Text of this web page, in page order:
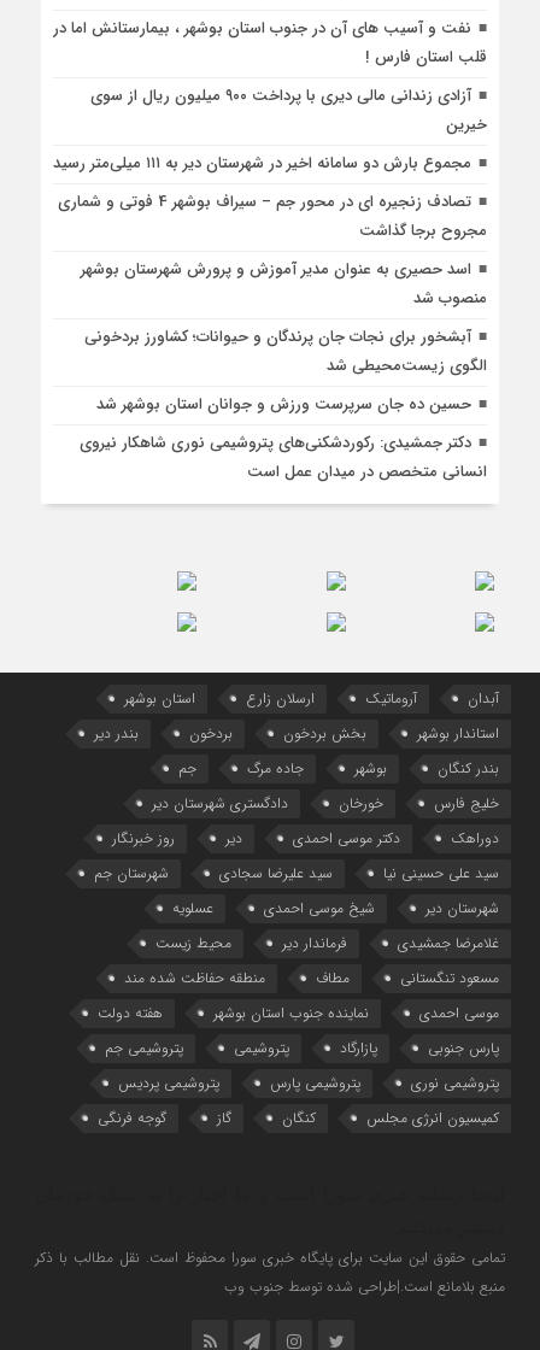
نفت و آسیب های آن در جنوب استان بوشهر ، بیمارستانش اما در
قلب استان فارس !
آزادی زندانی مالی دیری با پرداخت ۹۰۰ میلیون ریال از سوی
خیرین
مجموع بارش دو سامانه اخیر در شهرستان دیر به ۱۱۱ میلی‌متر رسید
تصادف زنجیره ای در محور جم – سیراف بوشهر 4 فوتی و شماری
مجروح برجا گذاشت
اسد حصیری به عنوان مدیر آموزش و پرورش شهرستان بوشهر
منصوب شد
آبشخور برای نجات جان پرندگان و حیوانات؛ کشاورز بردخونی
الگوی زیست‌محیطی شد
حسین ده جان سرپرست ورزش و جوانان استان بوشهر شد
دکتر جمشیدی: رکوردشکنی‌های پتروشیمی نوری شاهکار نیروی
انسانی متخصص در میدان عمل است
آبدان آروماتیک ارسلان زارع
استان بوشهر
استاندار بوشهر
بخش بردخون بردخون
بندر دیر
بندر کنگان
بوشهر جاده مرگ
جم
خلیج فارس
خورخان
دادگستری شهرستان دیر
دوراهک
دکتر موسی احمدی دیر
روز خبرنگار
سید علی حسینی نیا
سید علیرضا سجادی
شهرستان جم
شهرستان دیر
شیخ موسی احمدی
عسلویه
غلامرضا جمشیدی
فرماندار دیر
محیط زیست
مسعود تنگستانی
مطاف
منطقه حفاظت شده مند
موسی احمدی
نماینده جنوب استان بوشهر
هفته دولت
پارس جنوبی
پازارگاد پتروشیمی
پتروشیمی جم
پتروشیمی نوری
پتروشیمی پارس
پتروشیمی پردیس
کمیسیون انرژی مجلس
کنگان گاز گوجه فرنگی
تمامی حقوق این سایت برای پایگاه خبری سورا محفوظ است. نقل مطالب با ذکر
منبع بلامانع است.|طراحی شده توسط جنوب وب